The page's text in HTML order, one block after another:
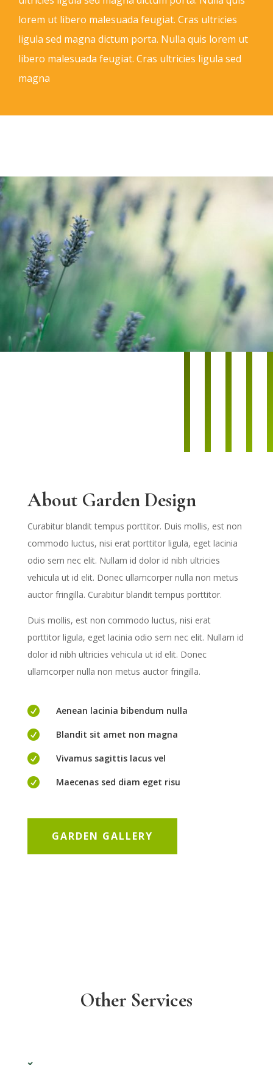
lorem ut libero malesuada feugiat. Cras ultricies
ligula sed magna dictum porta. Nulla quis lorem ut
libero malesuada feugiat. Cras ultricies ligula sed
magna
About Garden Design
Curabitur blandit tempus porttitor. Duis mollis, est non
commodo luctus, nisi erat porttitor ligula, eget lacinia
odio sem nec elit. Nullam id dolor id nibh ultricies
vehicula ut id elit. Donec ullamcorper nulla non metus
auctor fringilla. Curabitur blandit tempus porttitor.
Duis mollis, est non commodo luctus, nisi erat
porttitor ligula, eget lacinia odio sem nec elit. Nullam id
dolor id nibh ultricies vehicula ut id elit. Donec
ullamcorper nulla non metus auctor fringilla.
 Aenean lacinia bibendum nulla
 Blandit sit amet non magna
 Vivamus sagittis lacus vel
 Maecenas sed diam eget risu
GARDEN GALLERY
Other Services